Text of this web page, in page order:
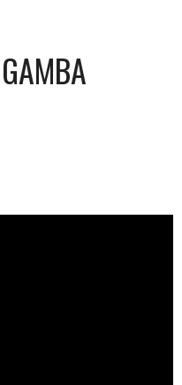
GAMBA